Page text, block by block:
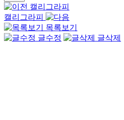
캘리그라피
캘리그라피
목록보기
글수정
글삭제